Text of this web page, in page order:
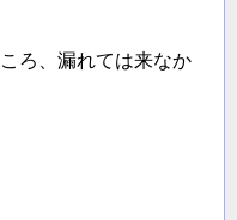
ろ、漏れては来なか